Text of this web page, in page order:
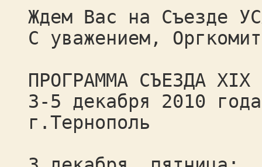
Ждем Вас на Съезде
С уважением,
ПРОГРАММА СЪЕЗДА XIX
3-5 декабря 2010
г.Тернополь